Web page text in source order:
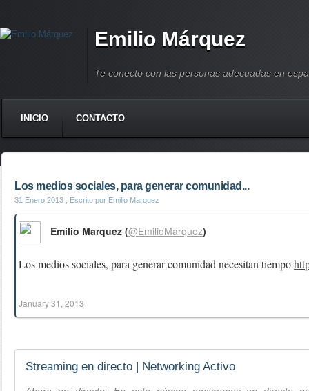
Emilio Márquez
Te conecto con las personas adecuadas en
INICIO CONTACTO
Los medios sociales, para generar comunidad...
31 Enero 2013 , Escrito por Emilio Marquez
Los medios sociales, para generar comunidad necesitan tiempo
Emilio Marquez (@EmilioMarquez)
January 31, 2013
Streaming en directo | Networking Activo